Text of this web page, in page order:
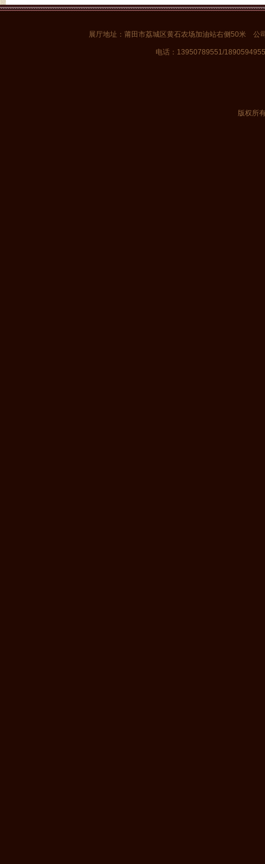
展厅地址：莆田市荔城区黄石农场加油站右侧50米 公
电话：13950789551/
版权所